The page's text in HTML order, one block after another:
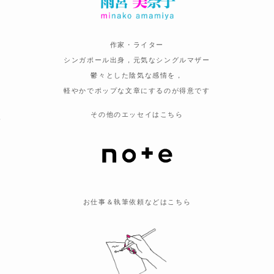
作家・ライター
シンガポール出身，元気なシングルマザー
鬱々とした陰気な感情を，
軽やかでポップな文章にするのが得意です
その他のエッセイはこちら
お仕事＆執筆依頼などはこちら